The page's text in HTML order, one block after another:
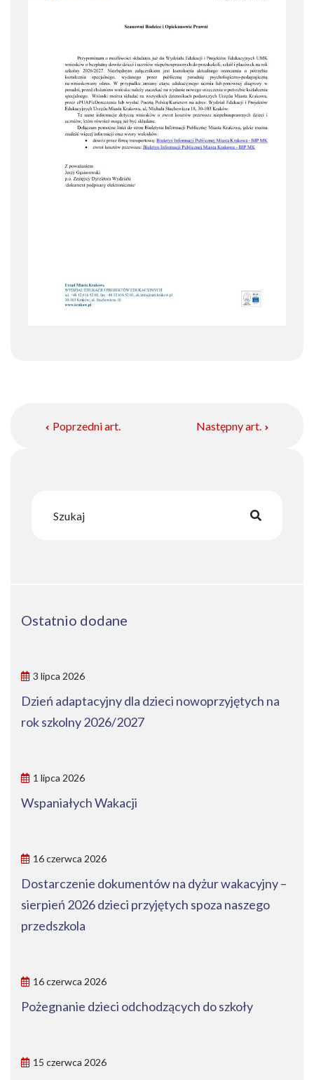
Poprzedni art. Następny art.
Ostatnio dodane
3 lipca 2026
Dzień adaptacyjny dla dzieci nowoprzyjętych na
rok szkolny 2026/2027
1 lipca 2026
Wspaniałych Wakacji
16 czerwca 2026
Dostarczenie dokumentów na dyżur wakacyjny –
sierpień 2026 dzieci przyjętych spoza naszego
przedszkola
16 czerwca 2026
Pożegnanie dzieci odchodzących do szkoły
15 czerwca 2026